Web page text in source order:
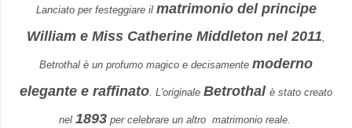
Lanciato per festeggiare il matrimonio del principe
William e Miss Catherine Middleton nel 2011,
Betrothal è un profumo magico e decisamente moderno
elegante e raffinato. L'originale Betrothal è stato creato
nel 1893per celebrare un altro matrimonio reale.